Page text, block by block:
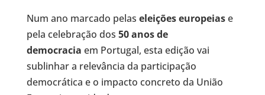
Num ano marcado pelas eleições europeiase
pela celebração dos 50 anos de
democracia em Portugal, esta edição vai
sublinhar a relevância da participação
democrática e o impacto concreto da União